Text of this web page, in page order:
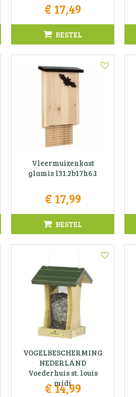
€ 17,49
BESTEL
Vleermuizenkast
glamis l31.2b17h6.1
€ 17,99
BESTEL
VOGELBESCHERMING
NEDERLAND
Voederhuis st. louis
midi
€14,99